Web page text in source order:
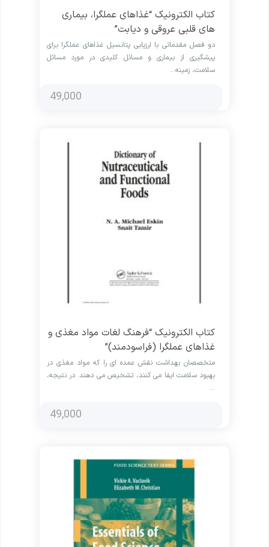
کتاب الکترونیک “غذاهای عملگرا، بیماری
های قلبی عروقی و دیابت”
دو فصل مقدماتی با ارزیابی پتانسیل غذاهای عملگرا برای
پیشگیری از بیماری و مسائل کلیدی در مورد مسائل
سلامت، زمینه…
49,000
کتاب الکترونیک “فرهنگ لغات مواد مغذی و
غذاهای عملگرا (فراسودمند)”
متخصصان بهداشت نقش عمده ای را که مواد مغذی در
بهبود سلامت ایفا می کنند، تشخیص می دهند. در نتیجه،
…
49,000